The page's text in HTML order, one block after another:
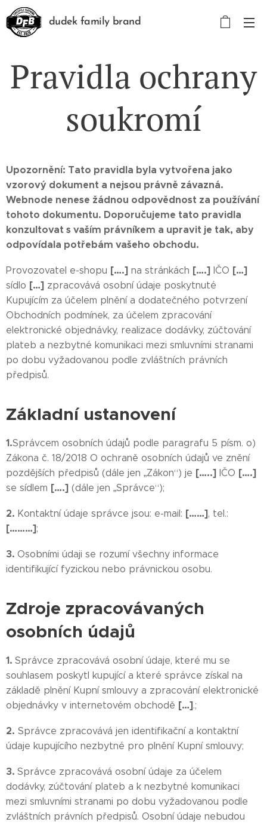
dudek family brand
Pravidla ochrany
soukromí
Upozornění: Tato pravidla byla vytvořena jako
vzorový dokument a nejsou právně závazná.
Webnode nenese žádnou odpovědnost za používání
tohoto dokumentu. Doporučujeme tato pravidla
konzultovat s vaším právníkem a upravit je tak, aby
odpovídala potřebám vašeho obchodu.
Provozovatel e-shopu [….] na stránkách [….] IČO […]
sídlo […] zpracovává osobní údaje poskytnuté
Kupujícím za účelem plnění a dodatečného potvrzení
Obchodních podmínek, za účelem zpracování
elektronické objednávky, realizace dodávky, zúčtování
plateb a nezbytné komunikaci mezi smluvními stranami
po dobu vyžadovanou podle zvláštních právních
předpisů.
Základní ustanovení
1.Správcem osobních údajů podle paragrafu 5 písm. o)
Zákona č. 18/2018 O ochraně osobních údajů ve znění
pozdějších předpisů (dále jen „Zákon“) je […..] IČO [….]
se sídlem [….] (dále jen „Správce“);
2. Kontaktní údaje správce jsou: e-mail: [……], tel.:
[………];
3. Osobními údaji se rozumí všechny informace
identifikující fyzickou nebo právnickou osobu.
Zdroje zpracovávaných
osobních údajů
1. Správce zpracovává osobní údaje, které mu se
souhlasem poskytl kupující a které správce získal na
základě plnění Kupní smlouvy a zpracování elektronické
objednávky v internetovém obchodě […].;
2. Správce zpracovává jen identifikační a kontaktní
údaje kupujícího nezbytné pro plnění Kupní smlouvy;
3. Správce zpracovává osobní údaje za účelem
dodávky, zúčtování plateb a k nezbytné komunikaci
mezi smluvními stranami po dobu vyžadovanou podle
zvláštních právních předpisů. Osobní údaje nebudou